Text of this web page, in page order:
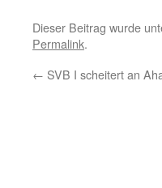
Dieser Beitrag wurde
Permalink.
← SVB I scheitert an